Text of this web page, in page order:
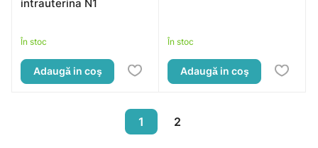
intrauterina N1
În stoc
Adaugă in coş
În stoc
Adaugă in coş
1 2